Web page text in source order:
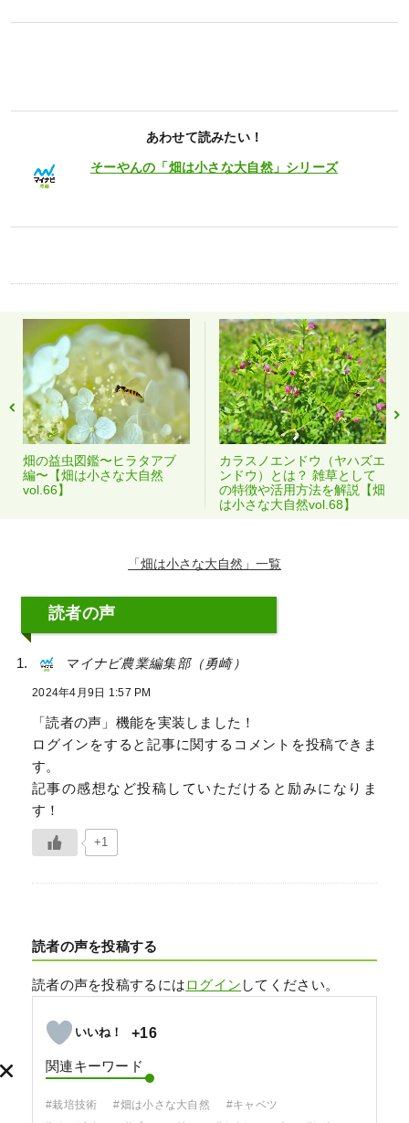
あわせて読みたい！
そーやんの「畑は小さな大自然」シリーズ
畑の益虫図鑑〜ヒラタアブ
編〜【畑は小さな大自然
vol.66】
カラスノエンドウ（ヤハズエ
ンドウ）とは？ 雑草として
の特徴や活用方法を解説【畑
は小さな大自然vol.68】
「畑は小さな大自然」
読者の声
マイナビ農業編集部（勇崎）
2024年4月9日 1:57 PM
「読者の声」機能を実装しました！
ログインをすると記事に関するコメントを投稿できま
す。
記事の感想など投稿していただけると励みになりま
す！
+1
読者の声を投稿する
読者の声を投稿するにはログイン してください。
+16
関連キーワード
#栽培技術 #畑は小さな大自然
#キャベツ